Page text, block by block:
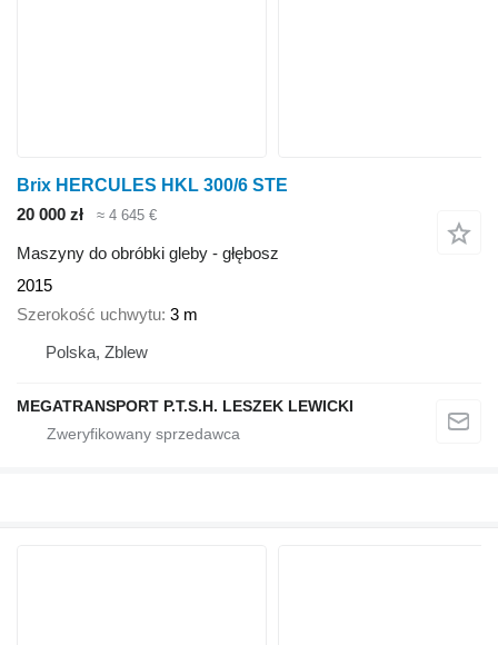
Brix HERCULES HKL 300/6 STE
20 000 zł
≈ 4 645 €
Maszyny do obróbki gleby - głębosz
2015
Szerokość uchwytu 3 m
Polska, Zblew
MEGATRANSPORT P.T.S.H. LESZEK LEWICKI